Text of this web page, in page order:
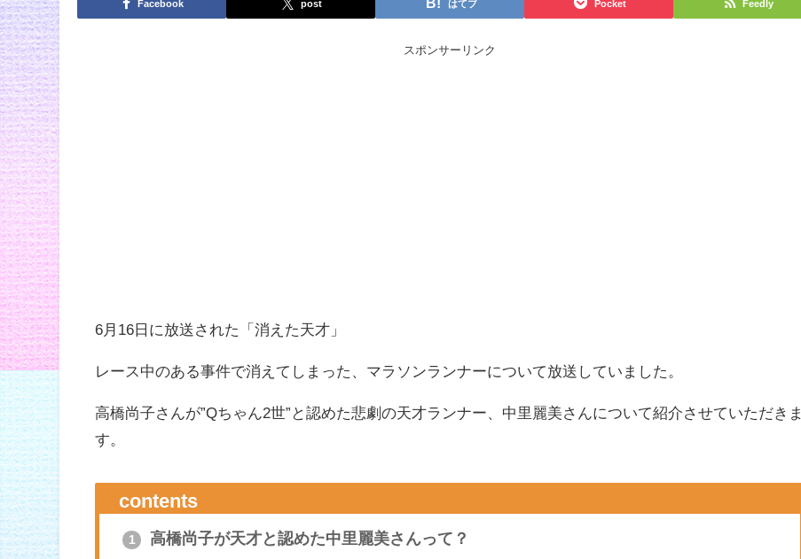
Facebook post はてブ Pocket Feedly
スポンサーリンク
6月16日に放送された「消えた天才」
レース中のある事件で消えてしまった、マラソンランナーについて放送していました。
高橋尚子さんが”Qちゃん2世”と認めた悲劇の天才ランナー、中里麗美さんについて紹介させていただきま
す。
contents
1 高橋尚子が天才と認めた中里麗美さんって？